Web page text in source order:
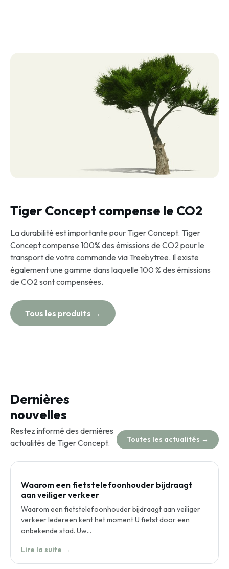
Tiger Concept compense le CO2
La durabilité est importante pour Tiger Concept. Tiger
Concept compense 100% des émissions de CO2 pour le
transport de votre commande via Treebytree. Il existe
également une gamme dans laquelle 100 % des émissions
de CO2 sont compensées.
Tous les produits →
Dernières
nouvelles
Restez informé des dernières
actualités de Tiger Concept.
Toutes les actualités →
Waarom een fietstelefoonhouder bijdraagt
aan veiliger verkeer
Waarom een fietstelefoonhouder bijdraagt aan veiliger
verkeer Iedereen kent het moment U fietst door een
onbekende stad. Uw…
Lire la suite →